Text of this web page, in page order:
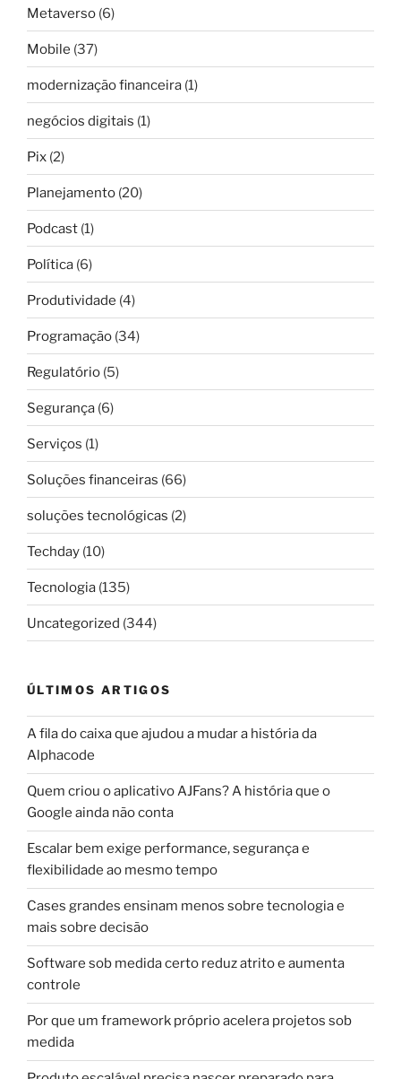
Metaverso (6)
Mobile (37)
modernização financeira (1)
negócios digitais (1)
Pix (2)
Planejamento (20)
Podcast (1)
Política (6)
Produtividade (4)
Programação (34)
Regulatório (5)
Segurança (6)
Serviços (1)
Soluções financeiras (66)
soluções tecnológicas (2)
Techday (10)
Tecnologia (135)
Uncategorized (344)
ÚLTIMOS ARTIGOS
A fila do caixa que ajudou a mudar a história da
Alphacode
Quem criou o aplicativo AJFans? A história que o
Google ainda não conta
Escalar bem exige performance, segurança e
flexibilidade ao mesmo tempo
Cases grandes ensinam menos sobre tecnologia e
mais sobre decisão
Software sob medida certo reduz atrito e aumenta
controle
Por que um framework próprio acelera projetos sob
medida